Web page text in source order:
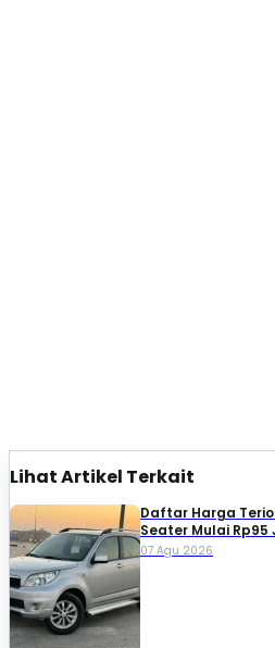
Lihat Artikel Terkait
Daftar Harga
Seater Mulai Rp95
07 Agu 2026